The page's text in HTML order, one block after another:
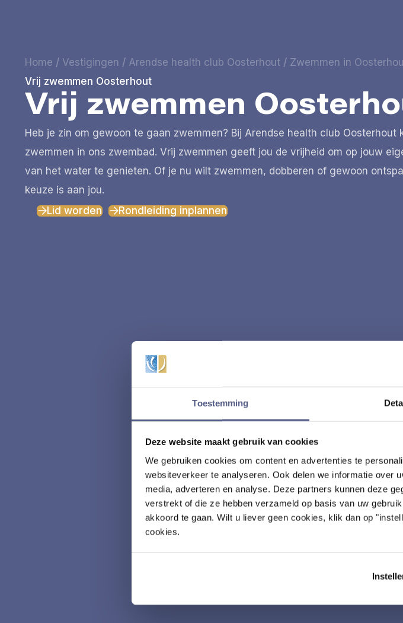
Toestemming
Deze website maakt gebruik van cookies
We gebruiken cookies om content en advertenties te
websiteverkeer te analyseren. Ook delen we informatie over
media, adverteren en analyse. Deze partners kunnen deze
verstrekt of die ze hebben verzameld op basis van uw
akkoord te gaan. Wilt u liever geen cookies, klik dan op
cookies.
Home / Vestigingen / Arendse health club Oosterhout / Zwemmen in
Vrij zwemmen Oosterhout
Vrij zwemmen
Heb je zin om gewoon te gaan zwemmen? Bij Arendse health club Oosterhout
zwemmen in ons zwembad. Vrij zwemmen geeft jou de vrijheid om op jouw
van het water te genieten. Of je nu wilt zwemmen, dobberen of gewoon
keuze is aan jou.
Lid worden
Rondleiding inplannen